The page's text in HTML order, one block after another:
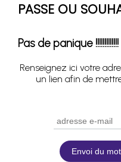
PASSE OU
Pas de panique !!!!!!!!!!!!!
Renseignez ici votre
un lien afin de